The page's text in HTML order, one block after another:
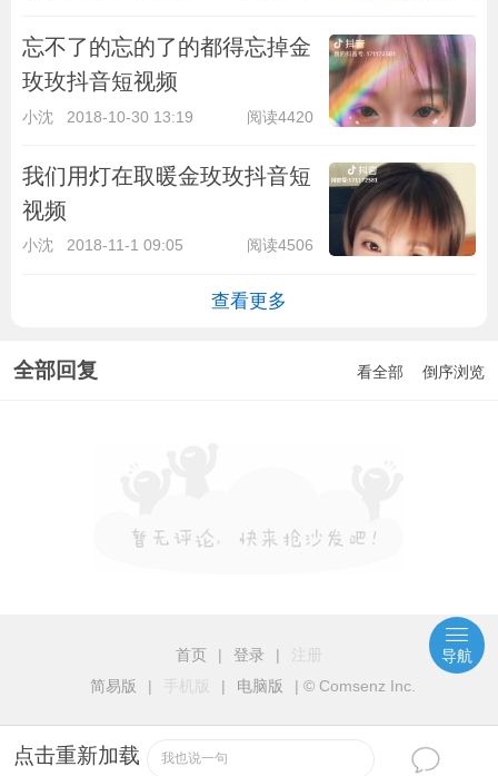
忘不了的忘的了的都得忘掉金
玫玫抖音短视频
小沈 2018-10-30 13:19 阅读4420
我们用灯在取暖金玫玫抖音短
视频
小沈 2018-11-1 09:05 阅读4506
查看更多
全部回复 看全部 倒序浏览
点击重新加载 我也说一句
首页 | 登录 |
简易版
| 手机版 | 电脑版 | © Comsenz Inc.
导航